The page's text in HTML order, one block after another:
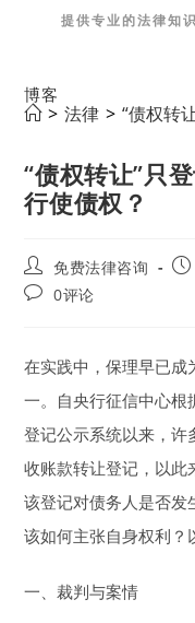
提供专业的法律知
博客
> 法律 > “债权转
“债权转让”只
行使债权？
Post
author:
免费法律咨询
Post0评论
在实践中，保理早已成
一。自央行征信中心根
登记公示系统以来，许
收账款转让登记，以此
该登记对债务人是否发
该如何主张自身权利？
一、裁判与案情